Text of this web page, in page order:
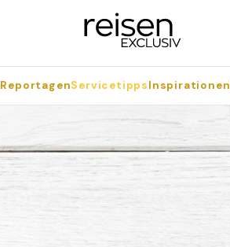
ReportagenServicetippsInspirationen